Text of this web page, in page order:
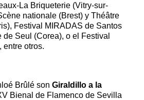
La Briqueterie (Vitry-sur-
nationale (Brest) y Théâtre
Festival MIRADAS de Santos
Seul (Corea), o el Festival
entre otros.
Brûlé son Giraldillo a la
Bienal de Flamenco de Sevilla